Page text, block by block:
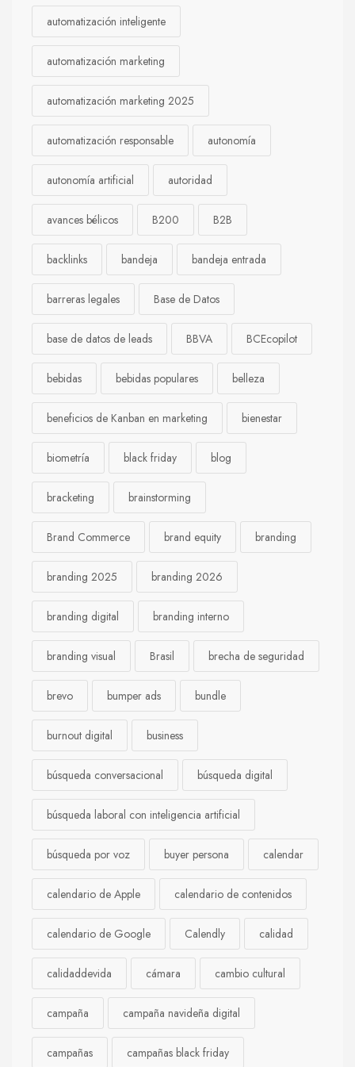
automatización inteligente
automatización marketing
automatización marketing 2025
automatización responsable autonomía
autonomía artificial autoridad
avances bélicos B200 B2B
backlinks bandeja bandeja entrada
barreras legales Base de Datos
base de datos de leads BBVA BCEcopilot
bebidas bebidas populares belleza
beneficios de Kanban en marketing bienestar
biometría black friday blog
bracketing brainstorming
Brand Commerce brand equity branding
branding 2025 branding 2026
branding digital branding interno
branding visual Brasil brecha de seguridad
brevo bumper ads bundle
burnout digital business
búsqueda conversacional búsqueda digital
búsqueda laboral con inteligencia artificial
búsqueda por voz buyer persona calendar
calendario de Apple calendario de contenidos
calendario de Google Calendly calidad
calidaddevida cámara cambio cultural
campaña campaña navideña digital
campañas campañas black friday